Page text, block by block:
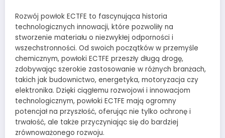
Rozwój powłok ECTFE to fascynująca historia
technologicznych innowacji, które pozwoliły na
stworzenie materiału o niezwykłej odporności i
wszechstronności. Od swoich początków w przemyśle
chemicznym, powłoki ECTFE przeszły długą drogę,
zdobywając szerokie zastosowanie w różnych branżach,
takich jak budownictwo, energetyka, motoryzacja czy
elektronika. Dzięki ciągłemu rozwojowi i innowacjom
technologicznym, powłoki ECTFE mają ogromny
potencjał na przyszłość, oferując nie tylko ochronę i
trwałość, ale także przyczyniając się do bardziej
zrównoważonego rozwoju.